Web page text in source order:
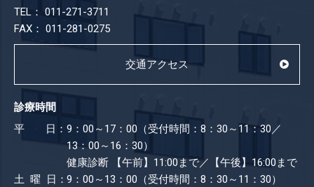
TEL： 011-271-3711
FAX： 011-281-0275
交通アクセス
診療時間
平 日： 9：00～17：00（受付時間：8：30～11：30／
13：00～16：30）
健康診断
【午前】11:00まで／【午後】16:00まで
土 曜 日：9：00～13：00（受付時間：8：30～11：30）